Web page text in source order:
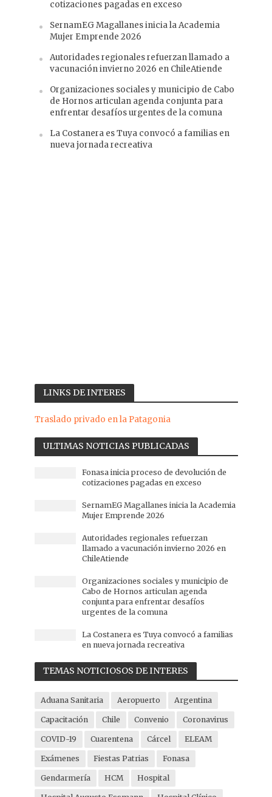
cotizaciones pagadas en exceso
SernamEG Magallanes inicia la Academia
Mujer Emprende 2026
Autoridades regionales refuerzan llamado a
vacunación invierno 2026 en ChileAtiende
Organizaciones sociales y municipio de Cabo
de Hornos articulan agenda conjunta para
enfrentar desafíos urgentes de la comuna
La Costanera es Tuya convocó a familias en
nueva jornada recreativa
LINKS DE INTERES
Traslado privado en la Patagonia
ULTIMAS NOTICIAS PUBLICADAS
Fonasa inicia proceso de devolución de
cotizaciones pagadas en exceso
SernamEG Magallanes inicia la Academia
Mujer Emprende 2026
Autoridades regionales refuerzan
llamado a vacunación invierno 2026 en
ChileAtiende
Organizaciones sociales y municipio de
Cabo de Hornos articulan agenda
conjunta para enfrentar desafíos
urgentes de la comuna
La Costanera es Tuya convocó a familias
en nueva jornada recreativa
TEMAS NOTICIOSOS DE INTERES
Aduana Sanitaria Aeropuerto Argentina
Capacitación Chile Convenio Coronavirus
COVID-19 Cuarentena Cárcel ELEAM
Exámenes Fiestas Patrias Fonasa
Gendarmería HCM Hospital